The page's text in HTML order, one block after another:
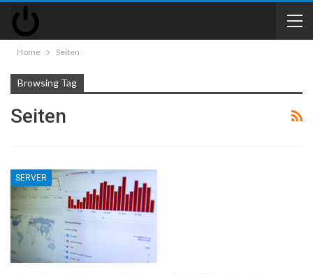
Home Seiten
Browsing Tag
Seiten
SERVER